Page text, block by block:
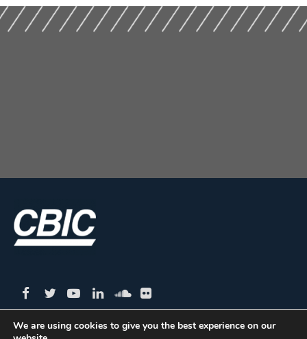
We are using cookies to give you the best experience on our